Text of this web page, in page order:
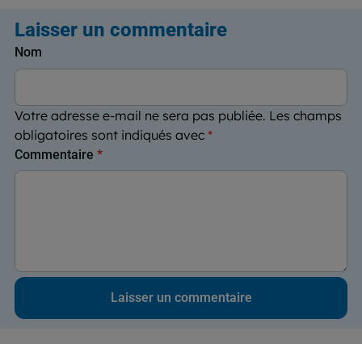
Laisser un commentaire
Votre adresse e-mail ne sera pas publiée. Les champs
obligatoires sont indiqués avec *
Nom
Commentaire *